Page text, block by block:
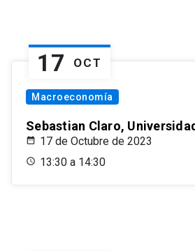
17 OCT
Macroeconomía
Sebastian Claro,
17 de Octubre de 2023
13:30 a 14:30